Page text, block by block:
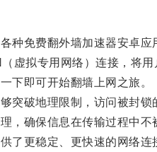
免费翻外墙加速器安卓应
拟专用网络）连接，将用
即可开始翻墙上网之旅。
破地理限制，访问被封锁
确保信息在传输过程中不
更稳定、更快速的网络连